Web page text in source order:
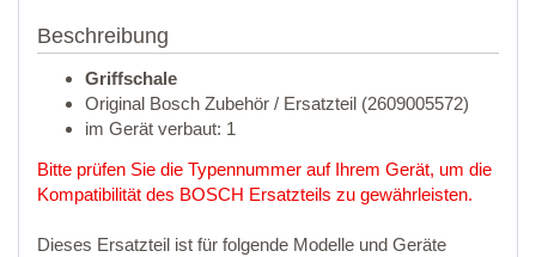
Beschreibung
Griffschale
Original Bosch Zubehör / Ersatzteil (2609005572)
im Gerät verbaut: 1
Bitte prüfen Sie die Typennummer auf Ihrem Gerät, um die
Kompatibilität des BOSCH Ersatzteils zu gewährleisten.
Dieses Ersatzteil ist für folgende Modelle und Geräte